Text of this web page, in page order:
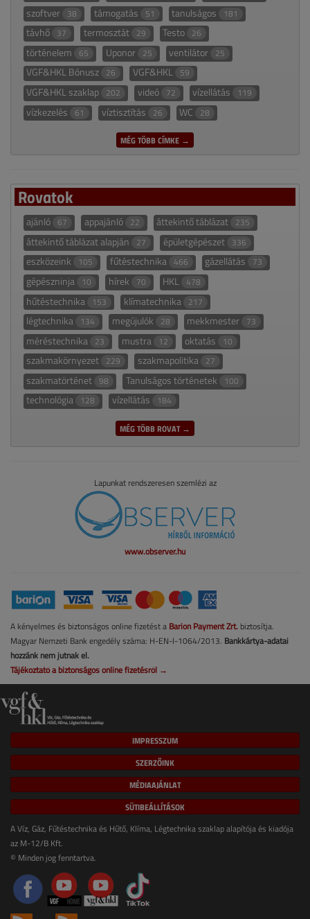
szoftver 38 támogatás 51 tanulságos 181
távhő 37 termosztát 29 Testo 26
történelem 65 Uponor 25 ventilátor 25
VGF&HKL Bónusz 26 VGF&HKL 59
VGF&HKL szaklap 202 videó 72 vízellátás 119
vízkezelés 61 víztisztítás 26 WC 28
MÉG TÖBB CÍMKE →
Rovatok
ajánló 67 appajánló 22 áttekintő táblázat 235
áttekintő táblázat alapján 27 épületgépészet 336
eszközeink 105 fűtéstechnika 466 gázellátás 73
gépészninja 10 hírek 70 HKL 478
hűtéstechnika 153 klímatechnika 217
légtechnika 134 megújulók 28 mekkmester 73
méréstechnika 23 mustra 12 oktatás 10
szakmakörnyezet 229 szakmapolitika 27
szakmatörténet 98 Tanulságos történetek 100
technológia 128 vízellátás 184
MÉG TÖBB ROVAT →
Lapunkat rendszeresen szemlézi az
www.observer.hu
A kényelmes és biztonságos online fizetést a Barion Payment Zrt. biztosítja.
Magyar Nemzeti Bank engedély száma: H-EN-I-1064/2013. Bankkártya-adatai
hozzánk nem jutnak el.
Tájékoztató a biztonságos online fizetésről →
IMPRESSZUM
SZERZŐINK
MÉDIAAJÁNLAT
SÜTIBEÁLLÍTÁSOK
A Víz, Gáz, Fűtéstechnika és Hűtő, Klíma, Légtechnika szaklap alapítója és kiadója
az M-12/B Kft.
© Minden jog fenntartva.